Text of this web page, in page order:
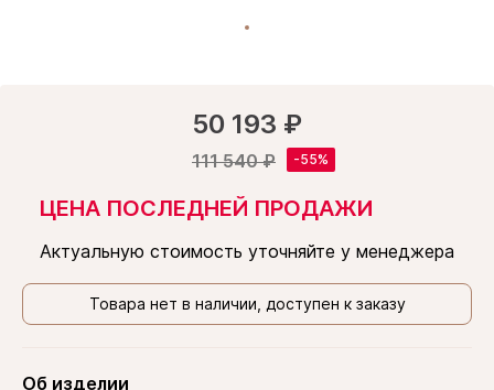
50 193 ₽
111 540 ₽
ЦЕНА ПОСЛЕДНЕЙ ПРОДАЖИ
Актуальную стоимость уточняйте у менеджера
Товара нет в наличии, доступен к заказу
Об изделии